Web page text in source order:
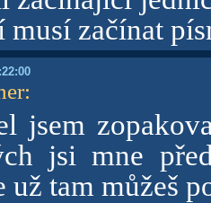
musí začínat
:
jsem
jsi mne
už tam můžeš